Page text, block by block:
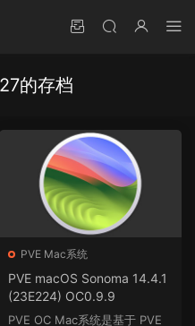
的存档
PVE Mac系统
PVE macOS Sonoma 14.4.1
(23E224) OC0.9.9
PVE OC Mac系统是基于 PVE